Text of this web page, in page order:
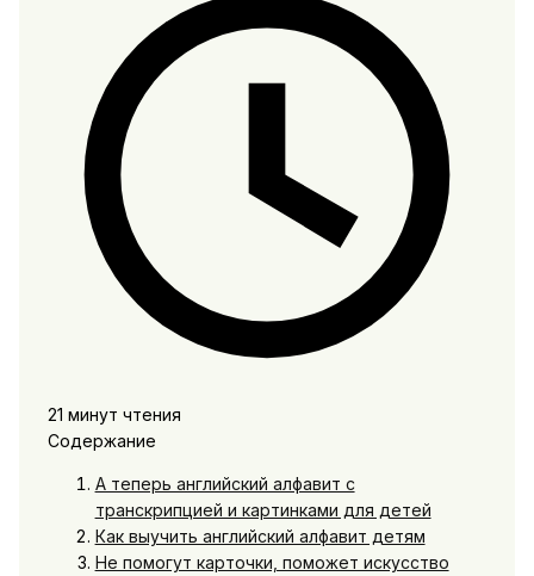
21 минут чтения
Содержание
А теперь английский алфавит с
транскрипцией и картинками для детей
Как выучить английский алфавит детям
Не помогут карточки, поможет искусство